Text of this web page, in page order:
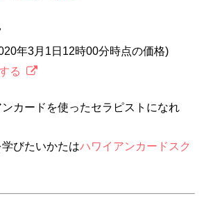
年3月1日12時00分時点の価格)
る
ンカードを使ったセラピストになれ
びたいかたはハワイアンカードスク